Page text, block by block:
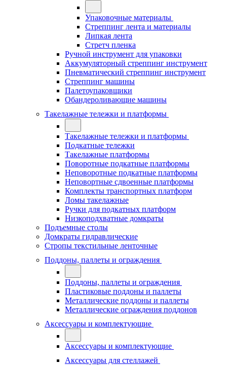
Упаковочные материалы
Стреппинг лента и материалы
Липкая лента
Стретч пленка
Ручной инструмент для упаковки
Аккумуляторный стреппинг инструмент
Пневматический стреппинг инструмент
Стреппинг машины
Палетоупаковщики
Обандероливающие машины
Такелажные тележки и платформы
Такелажные тележки и платформы
Подкатные тележки
Такелажные платформы
Поворотные подкатные платформы
Неповоротные подкатные платформы
Неповортные сдвоенные платформы
Комплекты транспортных платформ
Ломы такелажные
Ручки для подкатных платформ
Низкоподхватные домкраты
Подъемные столы
Домкраты гидравлические
Стропы текстильные ленточные
Поддоны, паллеты и ограждения
Поддоны, паллеты и ограждения
Пластиковые поддоны и паллеты
Металлические поддоны и паллеты
Металлические ограждения поддонов
Аксессуары и комплектующие
Аксессуары и комплектующие
Аксессуары для стеллажей